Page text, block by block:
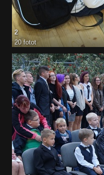
2
20 fotot